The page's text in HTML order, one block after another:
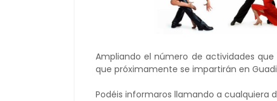
Ampliando el número de actividades
que próximamente se impartirán en
Podéis informaros llamando a cualquiera